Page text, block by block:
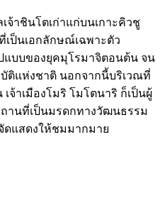
จ้าชินโตเก่าแก่บนเกาะคิวชู
เป็นเอกลักษณ์เฉพาะตัว
แบบของยุคมุโรมาจิตอนต้น จน
ติแห่งชาติ นอกจากนี้บริเวณที่
จ้าเมืองโมริ โมโตนาริ ก็เป็นผู้
ถานที่เป็นมรดกทางวัฒนธรรม
แสดงให้ชมมากมาย